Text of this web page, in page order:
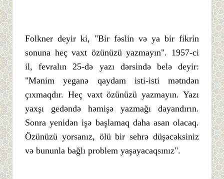
Folkner deyir ki, "Bir fəslin və ya bir fikrin
sonuna heç vaxt özünüzü yazmayın". 1957-ci
il, fevralın 25-də yazı dərsində belə deyir:
"Mənim yeganə qaydam isti-isti mətndən
çıxmaqdır. Heç vaxt özünüzü yazmayın. Yazı
yaxşı gedəndə həmişə yazmağı dayandırın.
Sonra yenidən işə başlamaq daha asan olacaq.
Özünüzü yorsanız, ölü bir sehrə düşəcəksiniz
və bununla bağlı problem yaşayacaqsınız".